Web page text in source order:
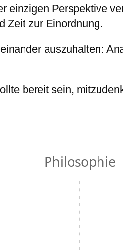
einzigen Perspektive
Zeit zur Einordnung.
auszuhalten:
bereit sein,
Philosophie